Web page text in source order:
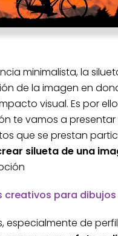
minimalista, la
de la imagen en
visual. Es por
te vamos a presentar
que se prestan
silueta de una
creativos para
especialmente de